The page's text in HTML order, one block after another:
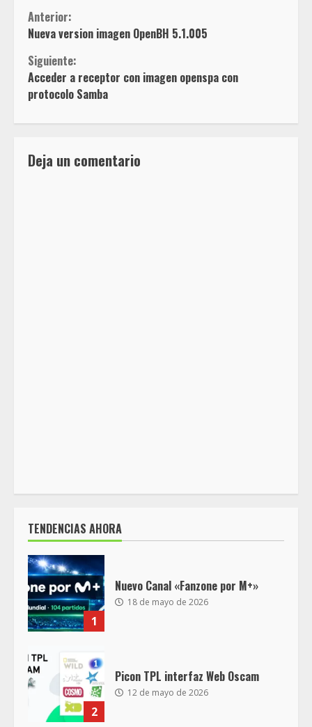
Sigue
leyendo
Anterior:
Nueva version imagen OpenBH 5.1.005
Siguiente:
Acceder a receptor con imagen openspa con
protocolo Samba
Deja un comentario
TENDENCIAS AHORA
1
Nuevo Canal «Fanzone por M+»
18 de mayo de 2026
2
Picon TPL interfaz Web Oscam
12 de mayo de 2026